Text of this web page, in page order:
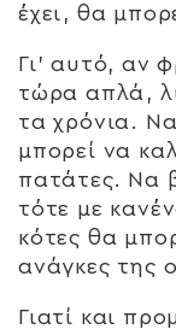
έχει, θα
Γι’ αυτό, αν
τώρα απλά,
τα χρόνια.
μπορεί να
πατάτες. Να
τότε με
κότες θα
ανάγκες της
Γιατί και